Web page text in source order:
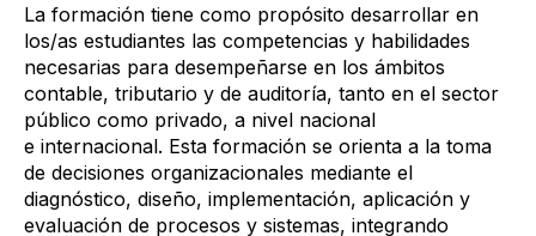
La formación tiene como propósito desarrollar en
los/as estudiantes las competencias y habilidades
necesarias para desempeñarse en los ámbitos
contable, tributario y de auditoría, tanto en el sector
público como privado, a nivel nacional
e internacional. Esta formación se orienta a la toma
de decisiones organizacionales mediante el
diagnóstico, diseño, implementación, aplicación y
evaluación de procesos y sistemas, integrando